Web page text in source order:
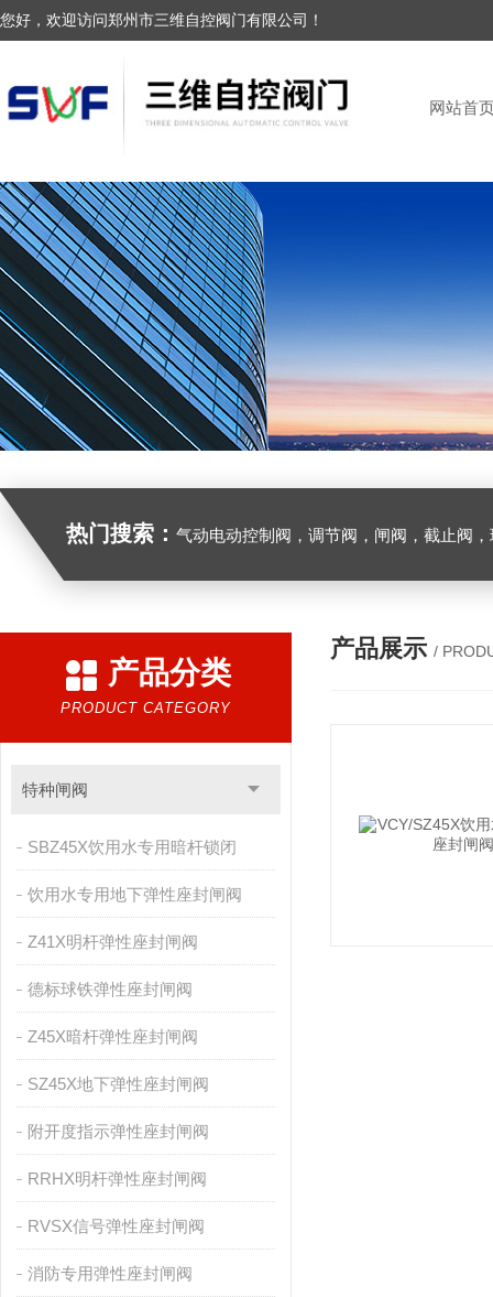
您好，欢迎访问郑州市三维自控阀门有限公司！
网站首
热门搜索： 气动电动控制阀，调节阀，闸阀，截止阀，球阀，蝶阀，止回阀，高温高压
产品分类
PRODUCT CATEGORY
特种闸阀
SBZ45X饮用水专用暗杆锁闭
饮用水专用地下弹性座封闸阀
Z41X明杆弹性座封闸阀
德标球铁弹性座封闸阀
Z45X暗杆弹性座封闸阀
SZ45X地下弹性座封闸阀
附开度指示弹性座封闸阀
RRHX明杆弹性座封闸阀
RVSX信号弹性座封闸阀
消防专用弹性座封闸阀
产品展示 /